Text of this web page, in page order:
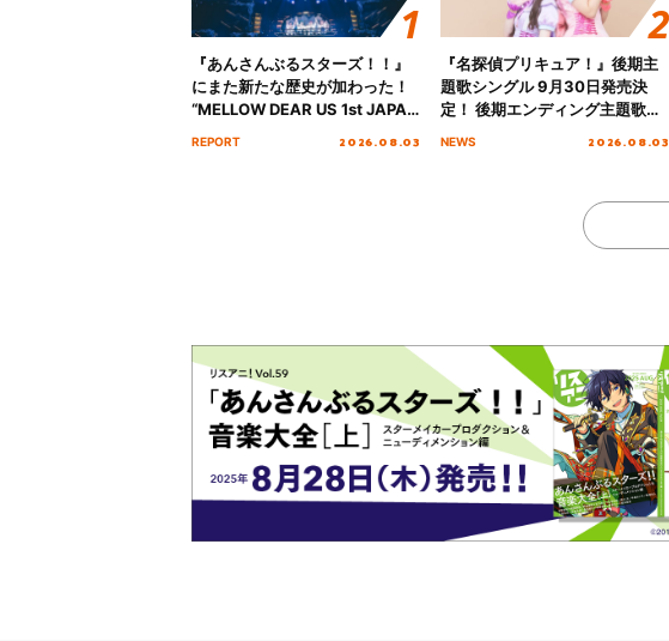
『あんさんぶるスターズ！！』
にまた新たな歴史が加わった！
“MELLOW DEAR US 1st JAPAN
REPORT 2026.08.03
『名探偵プリキュア！』後期主
題歌シングル 9月30日発売決
定！ 後期エンディング主題歌
NEWS 2026.08.03